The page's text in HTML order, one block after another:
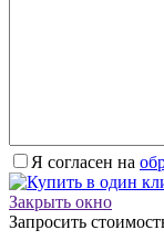
Я согласен на
Закрыть окно
Запросить